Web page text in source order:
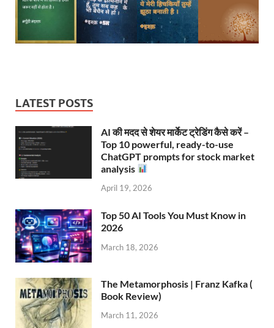
LATEST POSTS
AI की मदद से शेयर मार्केट ट्रेडिंग कैसे करें –
Top 10 powerful, ready-to-use
ChatGPT prompts for stock market
analysis
April 19, 2026
Top 50 AI Tools You Must Know in
2026
March 18, 2026
The Metamorphosis | Franz Kafka (
Book Review)
March 11, 2026